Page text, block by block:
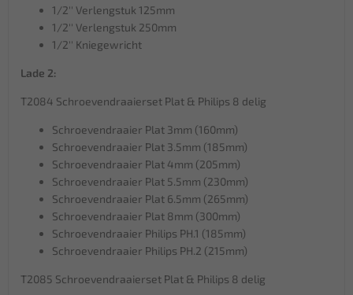
1/2'' Verlengstuk 125mm
1/2'' Verlengstuk 250mm
1/2'' Kniegewricht
Lade 2:
T2084 Schroevendraaierset Plat & Philips 8 delig
Schroevendraaier Plat 3mm (160mm)
Schroevendraaier Plat 3.5mm (185mm)
Schroevendraaier Plat 4mm (205mm)
Schroevendraaier Plat 5.5mm (230mm)
Schroevendraaier Plat 6.5mm (265mm)
Schroevendraaier Plat 8mm (300mm)
Schroevendraaier Philips PH.1 (185mm)
Schroevendraaier Philips PH.2 (215mm)
T2085 Schroevendraaierset Plat & Philips 8 delig